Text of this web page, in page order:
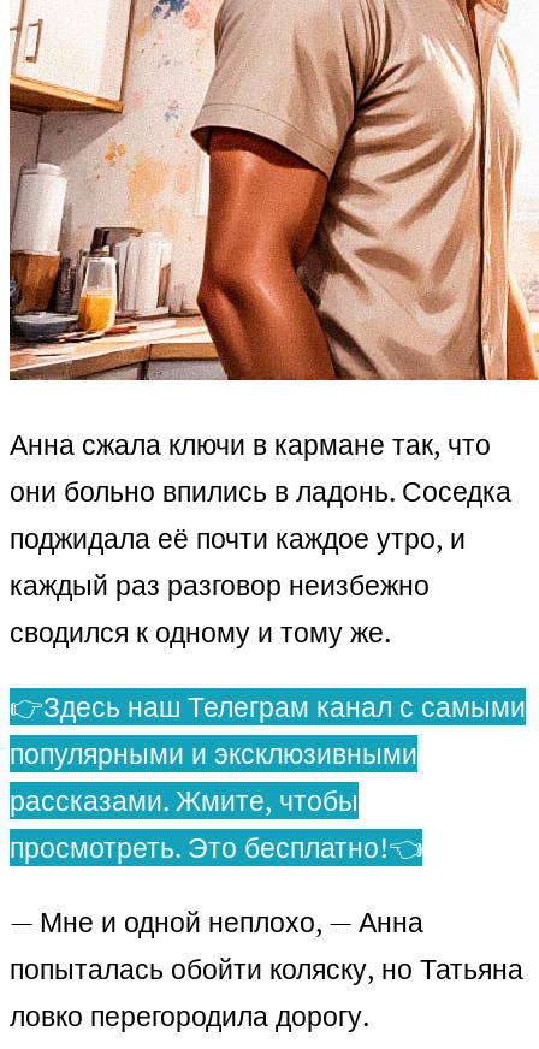
Анна сжала ключи в кармане так, что
они больно впились в ладонь. Соседка
поджидала её почти каждое утро, и
каждый раз разговор неизбежно
сводился к одному и тому же.
👉Здесь наш Телеграм канал с самыми
популярными и эксклюзивными
рассказами. Жмите, чтобы
просмотреть. Это бесплатно!👈
— Мне и одной неплохо, — Анна
попыталась обойти коляску, но Татьяна
ловко перегородила дорогу.